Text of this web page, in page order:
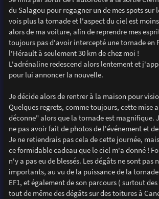
du Salagou pour regagner un de mes spots sur
vois plus la tornade et l'aspect du ciel est
alors de ma voiture, afin de reprendre mes
toujours pas d'avoir intercepté une tornade en
l'Hérault à seulement 30 km de chez moi !
L'adrénaline redescend alors lentement et
pour lui annoncer la nouvelle.
Je décide alors de rentrer à la maison pour
Quelques regrets, comme toujours, cette mise
déconne" alors que la tornade est magnifique.
ne pas avoir fait de photos de l'événement et
Je ne retiendrais pas cela de cette journée,
ce formidable cadeau que le ciel m'a donné !
n'y a pas eu de blessés. Les dégâts ne sont pas
importants, au vu de la puissance de la
EF1, et également de son parcours ( surtout
tout de même des dégâts sur des toitures à